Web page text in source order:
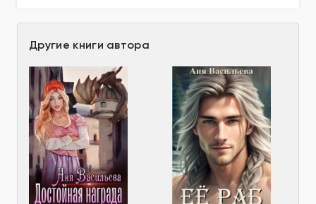
Другие книги автора